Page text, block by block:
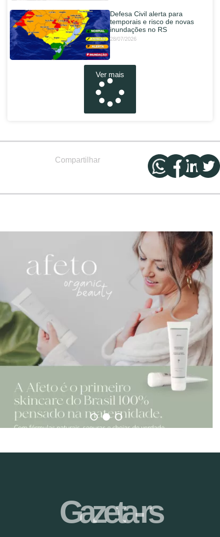
Defesa Civil alerta para
temporais e risco de novas
inundações no RS
28/07/2026
Ver mais
Compartilhar
Gazeta-rs